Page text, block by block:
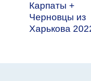
Карпаты +
Черновцы из
Харькова